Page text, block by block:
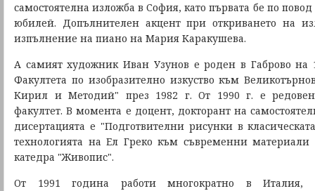
самостоятелна изложба в София, като първата бе по
юбилей. Допълнителен акцент при откриването на
изпълнение на пиано на Мария Каракушева.
А самият художник Иван Узунов е роден в Габрово
Факултета по изобразително изкуство към
Кирил и Методий" през 1982 г. От 1990 г. е
факултет. В момента е доцент, докторант на
дисертацията е "Подготвителни рисунки в
технологията на Ел Греко към съвременни
катедра "Живопис".
От 1991 година работи многократно в Италия,